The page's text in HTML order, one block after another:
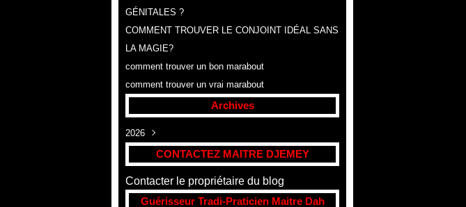
GÉNITALES ?
COMMENT TROUVER LE CONJOINT IDÉAL SANS
LA MAGIE?
comment trouver un bon marabout
comment trouver un vrai marabout
Archives
2026
Août(307)
CONTACTEZ MAITRE DJEMEY
Contacter le propriétaire du blog
Guérisseur Tradi-Praticien Maitre Dah